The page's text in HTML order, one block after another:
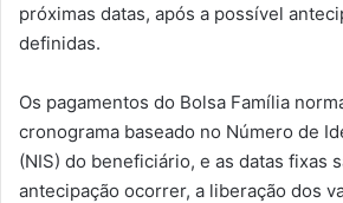
próximas datas, após a possível
definidas.
Os pagamentos do Bolsa Família
cronograma baseado no Número de
(NIS) do beneficiário, e as datas fixas
antecipação ocorrer, a liberação dos